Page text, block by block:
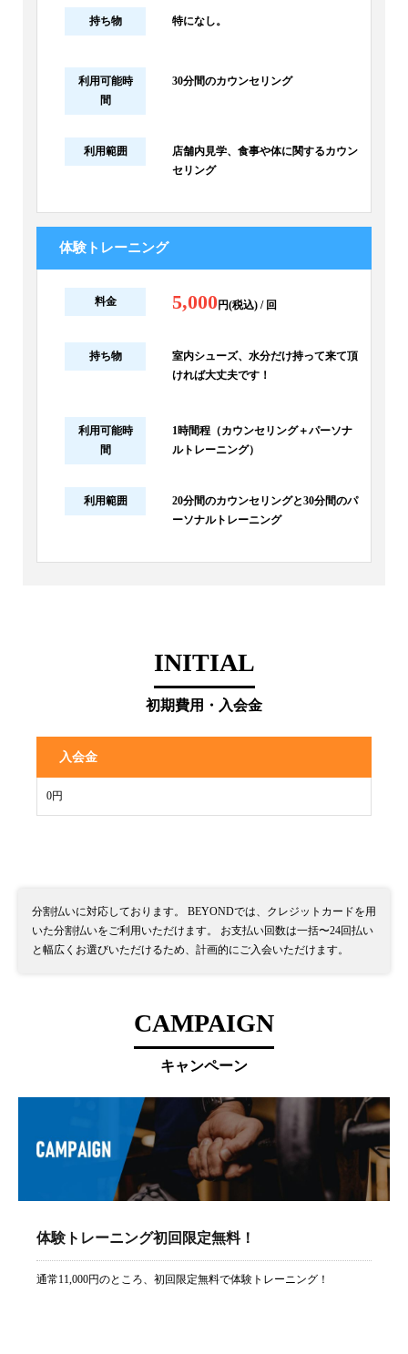
持ち物 特になし。
利用可能時
間
30分間のカウンセリング
利用範囲
店舗内見学、食事や体に関するカウン
セリング
体験トレーニング
料金 5,000円(税込) / 回
持ち物
室内シューズ、水分だけ持って来て頂
ければ大丈夫です！
利用可能時
間
1時間程（カウンセリング＋パーソナ
ルトレーニング）
利用範囲
20分間のカウンセリングと30分間のパ
ーソナルトレーニング
INITIAL
初期費用・入会金
入会金
0円
分割払いに対応しております。 BEYONDでは、クレジットカードを用
いた分割払いをご利用いただけます。 お支払い回数は一括〜24回払い
と幅広くお選びいただけるため、計画的にご入会いただけます。
CAMPAIGN
キャンペーン
体験トレーニング初回限定無料！
通常11,000円のところ、初回限定無料で体験トレーニング！